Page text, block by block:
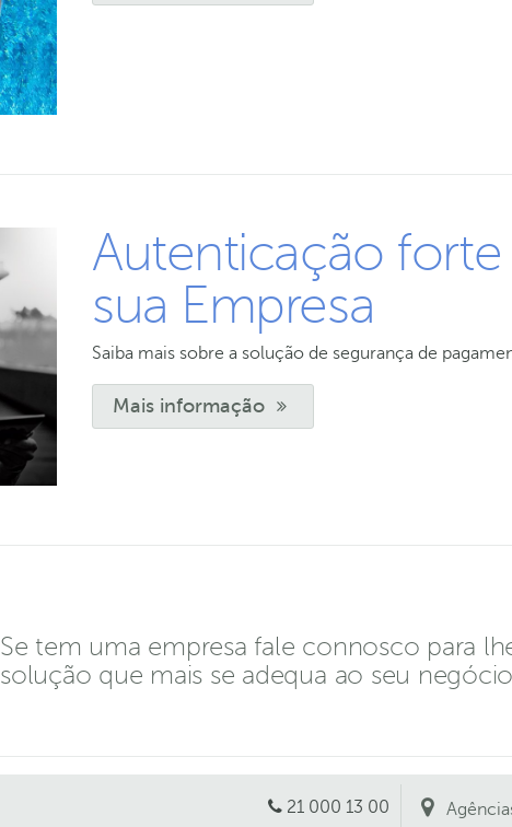
Autenticação
sua Empresa
Saiba mais sobre a solução de segurança de
Mais informação
Se tem uma empresa fale connosco para
solução que mais se adequa ao seu
21 000 13 00